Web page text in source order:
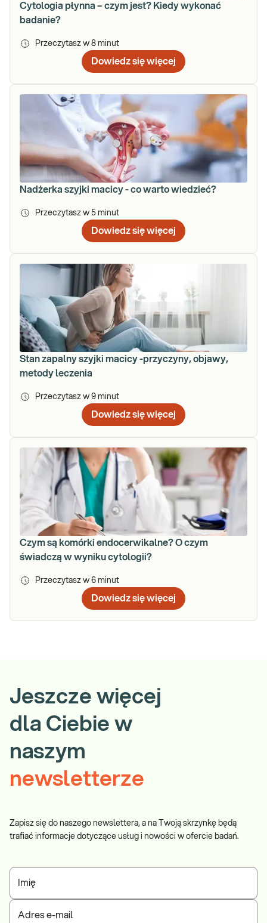
Cytologia płynna – czym jest? Kiedy wykonać
badanie?
Przeczytasz w 8 minut
Dowiedz się więcej
Nadżerka szyjki macicy - co warto wiedzieć?
Przeczytasz w 5 minut
Dowiedz się więcej
Stan zapalny szyjki macicy -przyczyny, objawy,
metody leczenia
Przeczytasz w 9 minut
Dowiedz się więcej
Czym są komórki endocerwikalne? O czym
świadczą w wyniku cytologii?
Przeczytasz w 6 minut
Dowiedz się więcej
Jeszcze więcej
dla Ciebie w
naszym
newsletterze
Zapisz się do naszego newslettera, a na Twoją skrzynkę będą
trafiać informacje dotyczące usług i nowości w ofercie badań.
Imię
Adres e-mail